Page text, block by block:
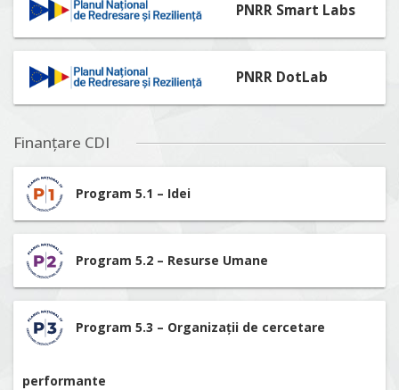
PNRR Smart Labs
PNRR DotLab
Finanțare CDI
Program 5.1 – Idei
Program 5.2 – Resurse Umane
Program 5.3 – Organizații de cercetare
performante